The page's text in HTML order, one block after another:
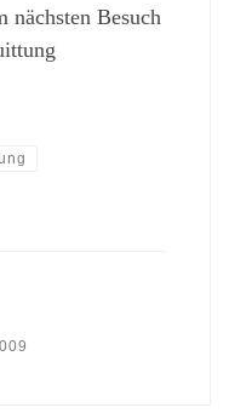
nächsten Besuch